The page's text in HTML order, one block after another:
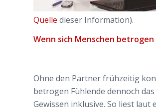
Quelle dieser Information).
Wenn sich Menschen
Ohne den Partner frühzeitig
betrogen Fühlende dennoch
Gewissen inklusive. So liest